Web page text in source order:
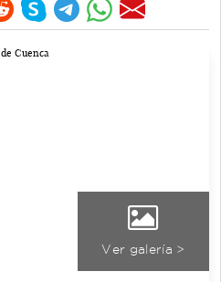
Ver galería >